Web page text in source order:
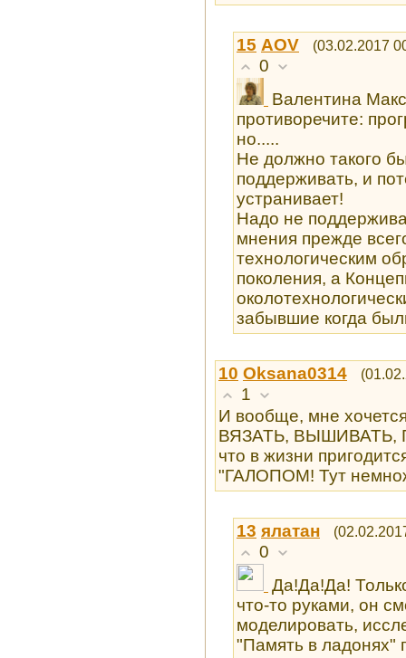
15 AOV (03.02.2017
0
Валентина
противоречите:
но.....
Не должно такого
поддерживать, и
устранивает!
Надо не
мнения прежде
технологическим
поколения, а
забывшие когда
10 Oksana0314
1
И вообще, мне
ВЯЗАТЬ, ВЫШИВАТЬ,
что в жизни
"ГАЛОПОМ! Тут
13 ялатан
0
Да!Да!Да!
что-то руками, он
моделировать,
"Память в ладонях"